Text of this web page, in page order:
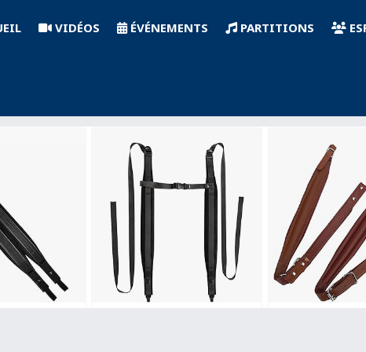
VIDÉOS ÉVÉNEMENTS PARTITIONS